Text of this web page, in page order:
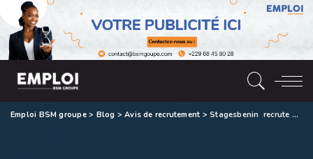
Emploi BSM groupe> Blog >Avis de recrutement >Stagesbenin recrute un (01) Community Manager (H/F)